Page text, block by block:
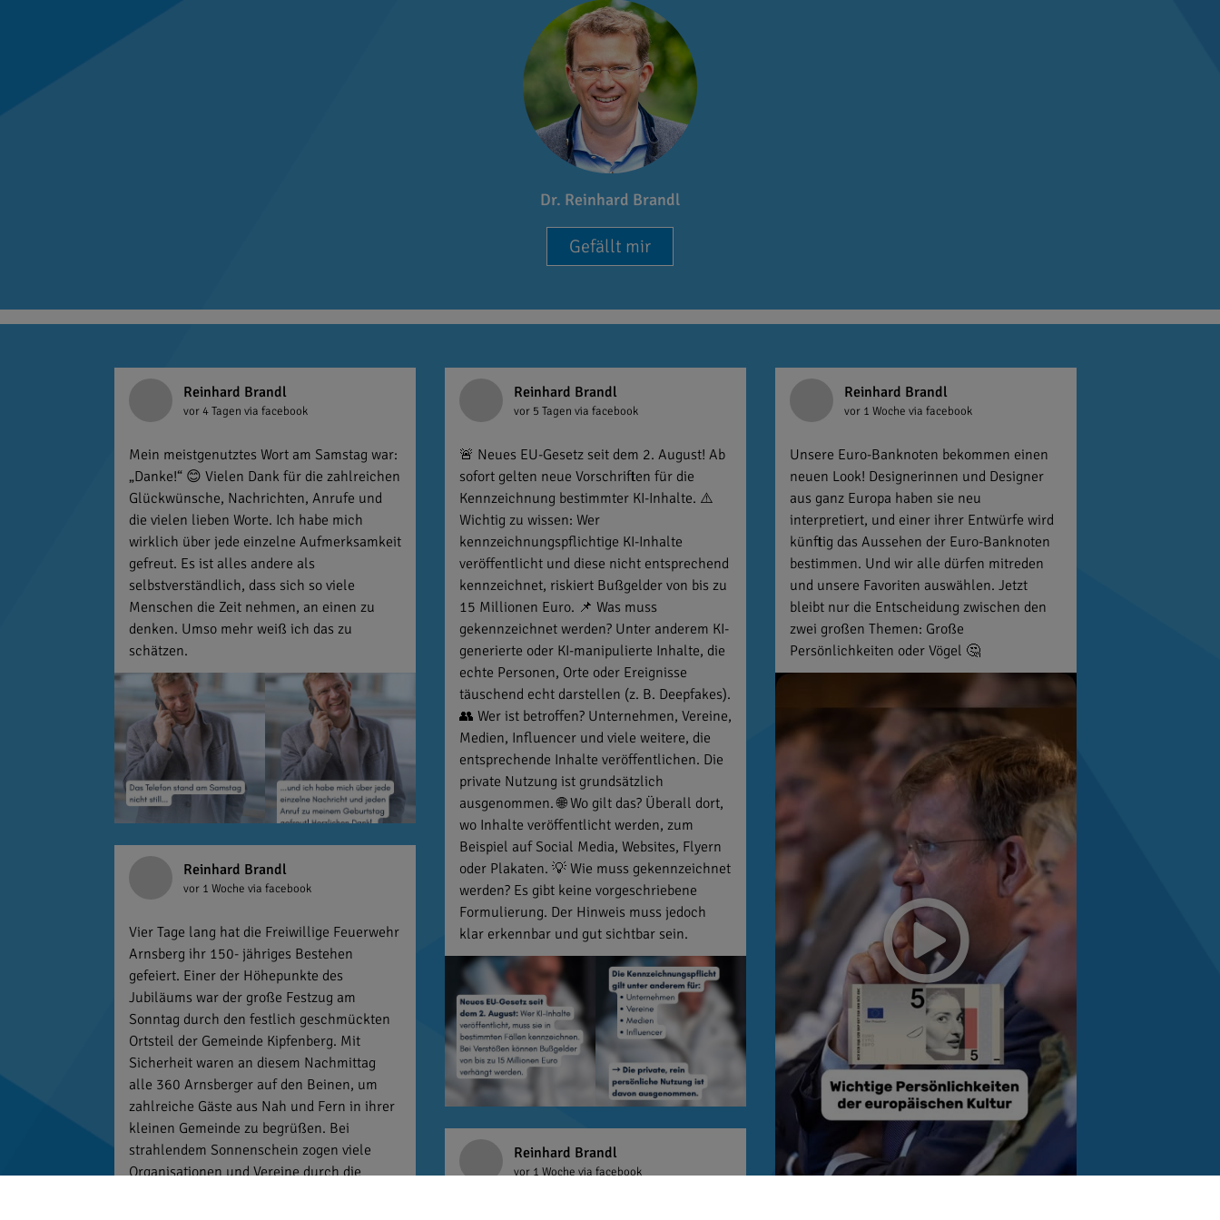
Dr. Reinhard Brandl
Gefällt mir
Reinhard Brandl
vor 4 Tagen via facebook
Mein meistgenutztes Wort am Samstag war:
„Danke!“ 😊 Vielen Dank für die zahlreichen
Glückwünsche, Nachrichten, Anrufe und
die vielen lieben Worte. Ich habe mich
wirklich über jede einzelne Aufmerksamkeit
gefreut. Es ist alles andere als
selbstverständlich, dass sich so viele
Menschen die Zeit nehmen, an einen zu
denken. Umso mehr weiß ich das zu
schätzen.
Reinhard Brandl
vor 5 Tagen via facebook
🚨 Neues EU-Gesetz seit dem 2. August! Ab
sofort gelten neue Vorschriften für die
Kennzeichnung bestimmter KI-Inhalte. ⚠️
Wichtig zu wissen: Wer
kennzeichnungspflichtige KI-Inhalte
veröffentlicht und diese nicht entsprechend
kennzeichnet, riskiert Bußgelder von bis zu
15 Millionen Euro. 📌 Was muss
gekennzeichnet werden? Unter anderem KI-
generierte oder KI-manipulierte Inhalte, die
echte Personen, Orte oder Ereignisse
täuschend echt darstellen (z. B. Deepfakes).
👥 Wer ist betroffen? Unternehmen, Vereine,
Medien, Influencer und viele weitere, die
entsprechende Inhalte veröffentlichen. Die
private Nutzung ist grundsätzlich
ausgenommen. 🌐 Wo gilt das? Überall dort,
wo Inhalte veröffentlicht werden, zum
Beispiel auf Social Media, Websites, Flyern
oder Plakaten. 💡 Wie muss gekennzeichnet
werden? Es gibt keine vorgeschriebene
Formulierung. Der Hinweis muss jedoch
klar erkennbar und gut sichtbar sein.
Reinhard Brandl
vor 1 Woche via facebook
Unsere Euro-Banknoten bekommen einen
neuen Look! Designerinnen und Designer
aus ganz Europa haben sie neu
interpretiert, und einer ihrer Entwürfe wird
künftig das Aussehen der Euro-Banknoten
bestimmen. Und wir alle dürfen mitreden
und unsere Favoriten auswählen. Jetzt
bleibt nur die Entscheidung zwischen den
zwei großen Themen: Große
Persönlichkeiten oder Vögel 🤔
Reinhard Brandl
vor 1 Woche via facebook
Vier Tage lang hat die Freiwillige Feuerwehr
Arnsberg ihr 150- jähriges Bestehen
gefeiert. Einer der Höhepunkte des
Jubiläums war der große Festzug am
Sonntag durch den festlich geschmückten
Ortsteil der Gemeinde Kipfenberg. Mit
Sicherheit waren an diesem Nachmittag
alle 360 Arnsberger auf den Beinen, um
zahlreiche Gäste aus Nah und Fern in ihrer
kleinen Gemeinde zu begrüßen. Bei
strahlendem Sonnenschein zogen viele
Organisationen und Vereine durch die
Reinhard Brandl
vor 1 Woche via facebook